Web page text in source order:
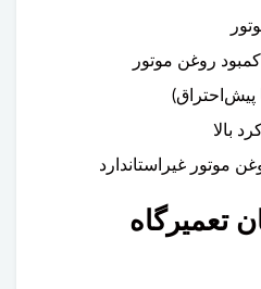
روغن موتور
پیش‌احتراق)
بالا
موتور غیراستاندارد
تعمیرگاه